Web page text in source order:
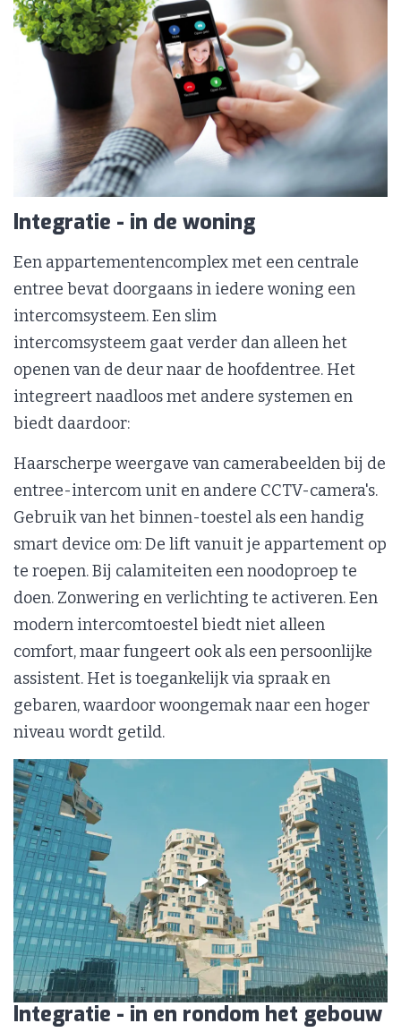
Integratie - in de woning
Een appartementencomplex met een centrale
entree bevat doorgaans in iedere woning een
intercomsysteem. Een slim
intercomsysteem gaat verder dan alleen het
openen van de deur naar de hoofdentree. Het
integreert naadloos met andere systemen en
biedt daardoor:
Haarscherpe weergave van camerabeelden bij de
entree-intercom unit en andere CCTV-camera's.
Gebruik van het binnen-toestel als een handig
smart device om: De lift vanuit je appartement op
te roepen. Bij calamiteiten een noodoproep te
doen. Zonwering en verlichting te activeren. Een
modern intercomtoestel biedt niet alleen
comfort, maar fungeert ook als een persoonlijke
assistent. Het is toegankelijk via spraak en
gebaren, waardoor woongemak naar een hoger
niveau wordt getild.
Integratie - in en rondom het gebouw